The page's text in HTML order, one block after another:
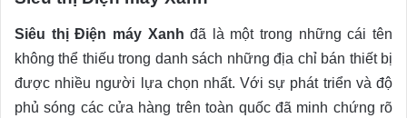
Siêu thị Điện máy Xanh đã là một trong những cái tên
không thể thiếu trong danh sách những địa chỉ bán thiết bị
được nhiều người lựa chọn nhất. Với sự phát triển và độ
phủ sóng các cửa hàng trên toàn quốc đã minh chứng rõ